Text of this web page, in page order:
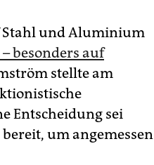
Stahl und Aluminium
besonders auf
stellte am
Entscheidung sei
um angemessen